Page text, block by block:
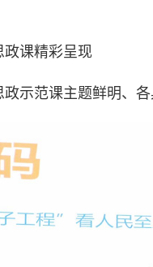
课精彩呈现
示范课主题鲜明、各